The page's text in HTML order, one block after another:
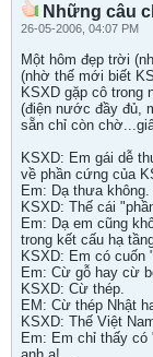
Những câu
26-05-2006, 04:07 PM
Một hôm đẹp trời
(nhờ thế mới biết
KSXD gặp cô trong
(điện nước đầy đủ,
sẵn chỉ còn
KSXD: Em gái dễ
về phần cứng của
Em: Dạ thưa
KSXD: Thế cái
Em: Dạ em cũng
trong kết cấu hạ
KSXD: Em có
Em: Cừ gỗ hay cừ
KSXD: Cừ thép.
EM: Cừ thép Nhật
KSXD: Thế Việt
Em: Em chỉ thấy